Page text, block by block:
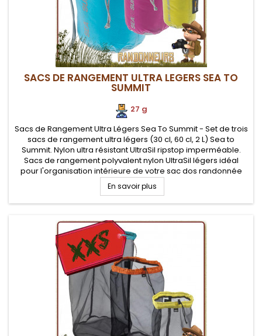
SACS DE RANGEMENT ULTRA LEGERS SEA TO
SUMMIT
27 g
Sacs de Rangement Ultra Légers Sea To Summit - Set de trois
sacs de rangement ultra légers (30 cl, 60 cl, 2 L) Sea to
Summit. Nylon ultra résistant UltraSil ripstop imperméable.
Sacs de rangement polyvalent nylon UltraSil légers idéal
pour l'organisation intérieure de votre sac dos randonnée
légère ou valise de voyage
En savoir plus